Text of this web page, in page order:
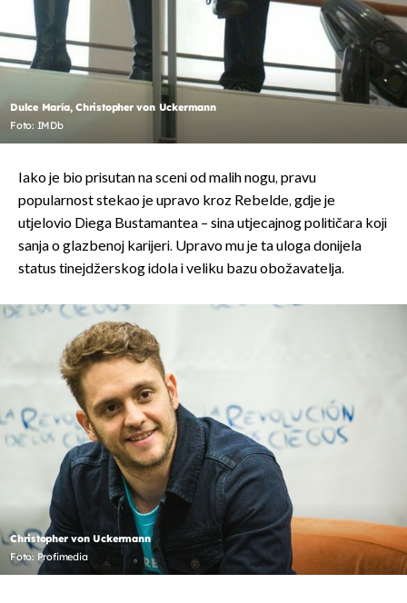
Dulce María, Christopher von Uckermann
Foto: IMDb
Iako je bio prisutan na sceni od malih nogu, pravu
popularnost stekao je upravo kroz Rebelde, gdje je
utjelovio Diega Bustamantea – sina utjecajnog političara koji
sanja o glazbenoj karijeri. Upravo mu je ta uloga donijela
status tinejdžerskog idola i veliku bazu obožavatelja.
Christopher von Uckermann
Foto: Profimedia